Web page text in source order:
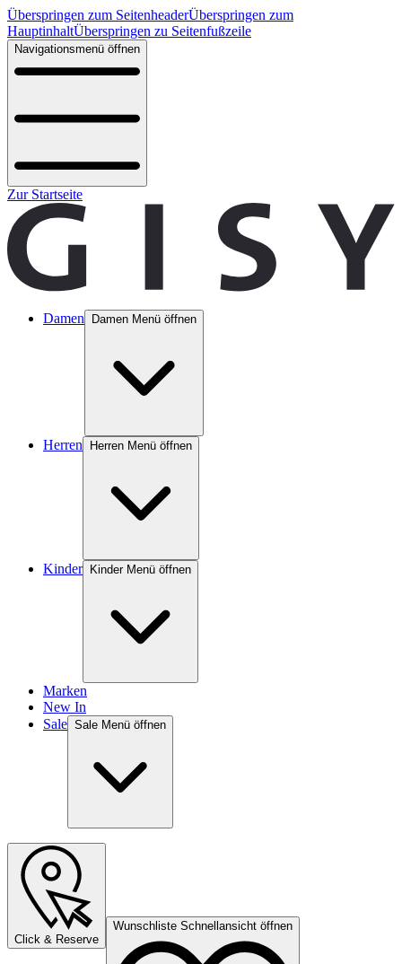
Überspringen zum SeitenheaderÜberspringen zum
HauptinhaltÜberspringen zu Seitenfußzeile
Navigationsmenü öffnen
Zur Startseite
Damen Damen Menü öffnen
Herren Herren Menü öffnen
Kinder Kinder Menü öffnen
Marken
New In
Sale Sale Menü öffnen
Click & Reserve
Wunschliste Schnellansicht öffnen